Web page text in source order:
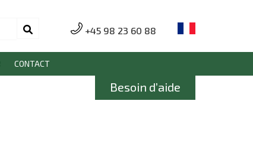
+45 98 23 60 88
CONTACT
Besoin d’aide